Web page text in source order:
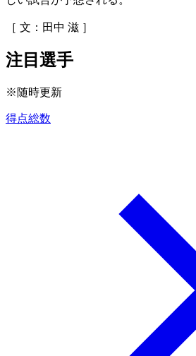
［ 文：田中 滋 ］
注目選手
※随時更新
得点総数